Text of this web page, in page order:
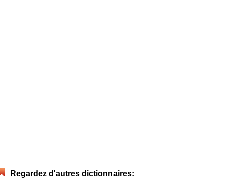
Regardez d'autres dictionnaires: